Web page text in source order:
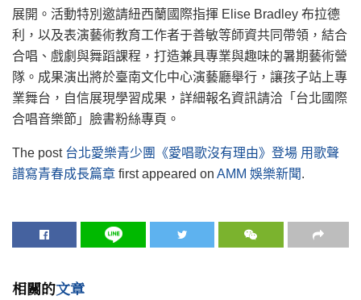
展開。活動特別邀請紐西蘭國際指揮 Elise Bradley 布拉德
利，以及表演藝術教育工作者于善敏等師資共同帶領，結合
合唱、戲劇與舞蹈課程，打造兼具專業與趣味的暑期藝術營
隊。成果演出將於臺南文化中心演藝廳舉行，讓孩子站上專
業舞台，自信展現學習成果，詳細報名資訊請洽「台北國際
合唱音樂節」臉書粉絲專頁。
The post 台北愛樂青少團《愛唱歌沒有理由》登場 用歌聲
譜寫青春成長篇章 first appeared on AMM 娛樂新聞.
相關的文章